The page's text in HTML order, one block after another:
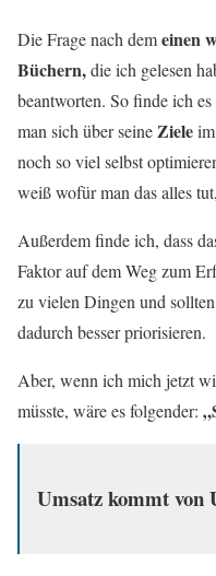
Die Frage nach demeinen
Büchern,die ich gelesen
beantworten. So finde ich
man sich über seine Ziele
noch so viel selbst
weiß wofür man das alles
Außerdem finde ich, dass
Faktor auf dem Weg zum
zu vielen Dingen und
dadurch besser priorisieren.
Aber, wenn ich mich jetzt
müsste, wäre es folgender:
Umsatz kommt von